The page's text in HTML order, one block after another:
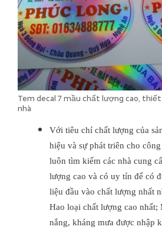
Tem decal 7 mầu chất lượng cao,
nhà
Với tiêu chí chất lượng của
hiệu và sự phát triên cho
luôn tìm kiếm các nhà cung
lượng cao và có uy tín để có
liệu đầu vào chất lượng nhất
Hao loại chất lượng cao
nắng, kháng mưa được nhập